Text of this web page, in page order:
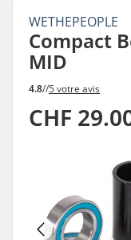
WETHEPEOPLE
Compact
MID
4.8//5 votre avis
CHF